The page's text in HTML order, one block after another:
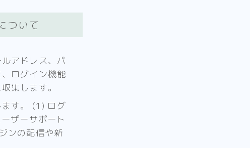
ついて
アドレス、パ
ログイン機能
集します。
す。 (1) ログ
ザーサポート
ンの配信や新